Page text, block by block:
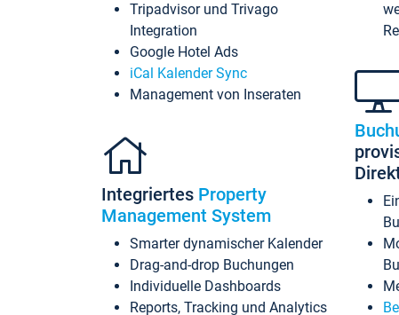
Tripadvisor und Trivago
Integration
Google Hotel Ads
iCal Kalender Sync
Management von Inseraten
Integriertes Property
Management System
Smarter dynamischer Kalender
Drag-and-drop Buchungen
Individuelle Dashboards
Reports, Tracking und Analytics